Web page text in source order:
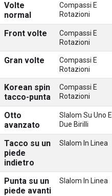
Volte
normal
Compassi E
Rotazioni
Front volte
Compassi E
Rotazioni
Gran volte
Compassi E
Rotazioni
Korean spin
tacco-punta
Compassi E
Rotazioni
Otto
avanzato
Slalom Su Uno E
Due Birilli
Tacco su un
piede
indietro
Slalom In Linea
Punta su un
piede avanti
Slalom In Linea